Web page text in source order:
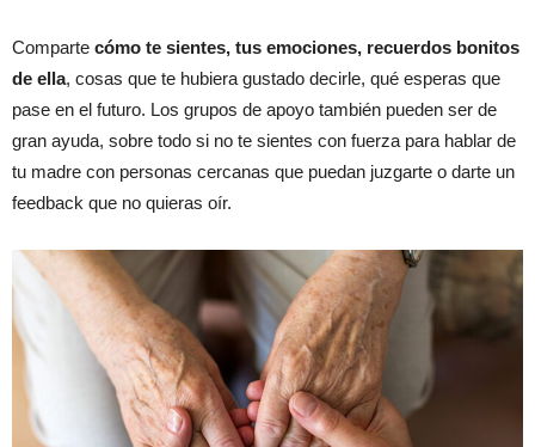
Comparte cómo te sientes, tus emociones, recuerdos bonitos
de ella, cosas que te hubiera gustado decirle, qué esperas que
pase en el futuro. Los grupos de apoyo también pueden ser de
gran ayuda, sobre todo si no te sientes con fuerza para hablar de
tu madre con personas cercanas que puedan juzgarte o darte un
feedback que no quieras oír.